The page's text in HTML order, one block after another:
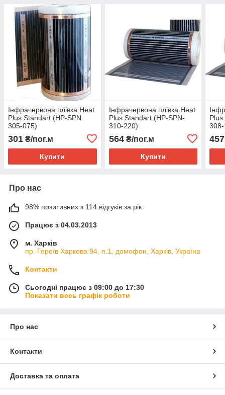
Інфрачервона плівка Heat
Plus Standart (HP-SPN
305-075)
301 ₴/пог.м
Купити
Інфрачервона плівка Heat
Plus Standart (HP-SPN-
310-220)
564₴/пог.м
Купити
457
Про нас
98% позитивних з 114 відгуків за рік
Працює з 04.03.2013
м. Харків
пр. Героїв Харкова 94, п.1, домофон, Харків, Україна
Контакти
Сьогодні працює з 09:00 до 17:30
Показати весь графік роботи
Про нас
Контакти
Доставка та оплата